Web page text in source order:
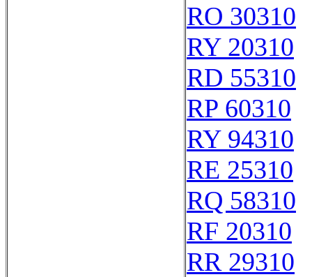
RO 30310
RY 20310
RD 55310
RP 60310
RY 94310
RE 25310
RQ 58310
RF 20310
RR 29310